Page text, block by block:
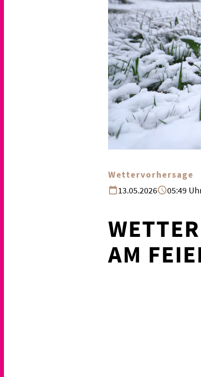
Wettervorhersage
13.05.2026
05:49
AM